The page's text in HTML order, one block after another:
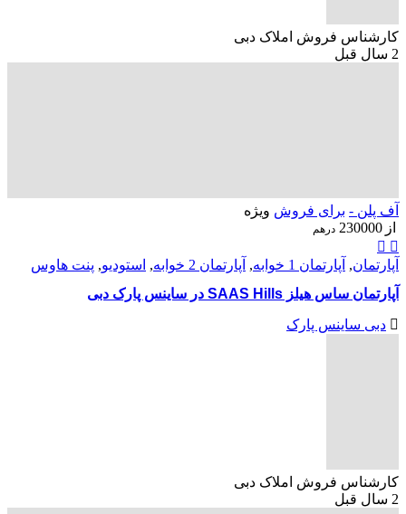
کارشناس فروش املاک دبی
2 سال قبل
آف پلن - برای فروش ویژه
از 230000 درهم
آپارتمان, آپارتمان 1 خوابه , آپارتمان 2 خوابه , استودیو, پنت هاوس
آپارتمان ساس هیلز SAAS Hills در ساینس پارک دبی
دبی ساینس پارک
کارشناس فروش املاک دبی
2 سال قبل